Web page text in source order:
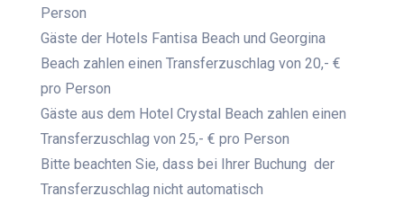
Person
Gäste der Hotels Fantisa Beach und Georgina
Beach zahlen einen Transferzuschlag von 20,- €
pro Person
Gäste aus dem Hotel Crystal Beach zahlen einen
Transferzuschlag von 25,- € pro Person
Bitte beachten Sie, dass bei Ihrer Buchung der
Transferzuschlag nicht automatisch